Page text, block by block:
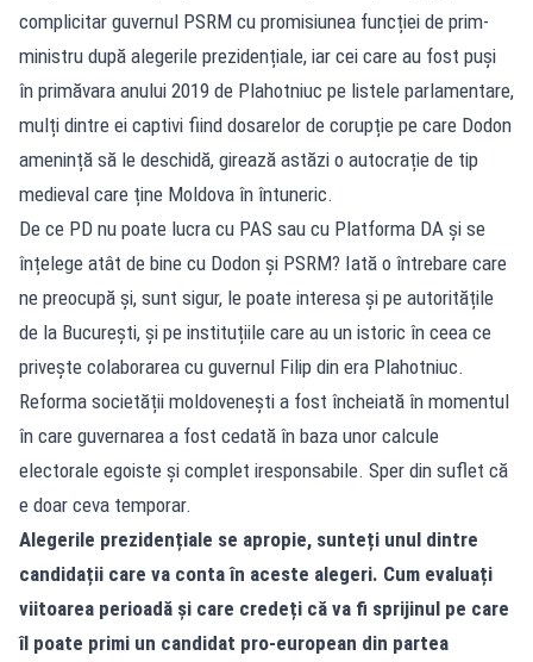
complicitar guvernul PSRM cu promisiunea funcției de prim-
ministru după alegerile prezidențiale, iar cei care au fost puși
în primăvara anului 2019 de Plahotniuc pe listele parlamentare,
mulți dintre ei captivi fiind dosarelor de corupție pe care Dodon
amenință să le deschidă, girează astăzi o autocrație de tip
medieval care ține Moldova în întuneric.
De ce PD nu poate lucra cu PAS sau cu Platforma DA și se
înțelege atât de bine cu Dodon și PSRM? Iată o întrebare care
ne preocupă și, sunt sigur, le poate interesa și pe autoritățile
de la București, și pe instituțiile care au un istoric în ceea ce
privește colaborarea cu guvernul Filip din era Plahotniuc.
Reforma societății moldovenești a fost încheiată în momentul
în care guvernarea a fost cedată în baza unor calcule
electorale egoiste și complet iresponsabile. Sper din suflet că
e doar ceva temporar.
Alegerile prezidențiale se apropie, sunteți unul dintre
candidații care va conta în aceste alegeri. Cum evaluați
viitoarea perioadă și care credeți că va fi sprijinul pe care
îl poate primi un candidat pro-european din partea